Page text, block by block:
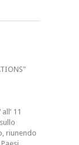
11
riunendo